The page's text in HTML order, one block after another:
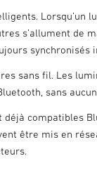
Lorsqu’un
s’allument de
synchronisés
sans fil. Les
sans
déjà compatibles
être mis en